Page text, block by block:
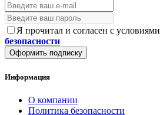
Я прочитал и согласен с условиями
безопасности
Оформить подписку
Информация
О компании
Политика безопасности